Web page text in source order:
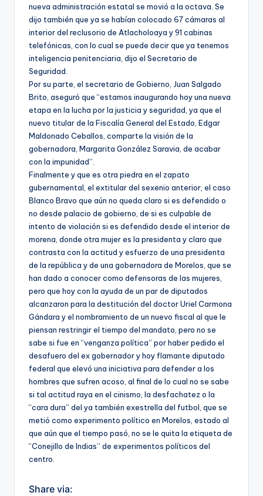
nueva administración estatal se movió a la octava. Se
dijo también que ya se habían colocado 67 cámaras al
interior del reclusorio de Atlacholoaya y 91 cabinas
telefónicas, con lo cual se puede decir que ya tenemos
inteligencia penitenciaria, dijo el Secretario de
Seguridad.
Por su parte, el secretario de Gobierno, Juan Salgado
Brito, aseguró que “estamos inaugurando hoy una nueva
etapa en la lucha por la justicia y seguridad, ya que el
nuevo titular de la Fiscalía General del Estado, Edgar
Maldonado Ceballos, comparte la visión de la
gobernadora, Margarita González Saravia, de acabar
con la impunidad”.
Finalmente y que es otra piedra en el zapato
gubernamental, el extitular del sexenio anterior, el caso
Blanco Bravo que aún no queda claro si es defendido o
no desde palacio de gobierno, de si es culpable de
intento de violación si es defendido desde el interior de
morena, donde otra mujer es la presidenta y claro que
contrasta con la actitud y esfuerzo de una presidenta
de la república y de una gobernadora de Morelos, que se
han dado a conocer como defensoras de las mujeres,
pero que hoy con la ayuda de un par de diputados
alcanzaron para la destitución del doctor Uriel Carmona
Gándara y el nombramiento de un nuevo fiscal al que le
piensan restringir el tiempo del mandato, pero no se
sabe si fue en “venganza política” por haber pedido el
desafuero del ex gobernador y hoy flamante diputado
federal que elevó una iniciativa para defender a los
hombres que sufren acoso, al final de lo cual no se sabe
si tal actitud raya en el cinismo, la desfachatez o la
“cara dura” del ya también exestrella del futbol, que se
metió como experimento político en Morelos, estado al
que aún que el tiempo pasó, no se le quita la etiqueta de
“Conejillo de Indias” de experimentos políticos del
centro.
Share via: